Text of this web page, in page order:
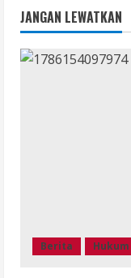
JANGAN LEWATKAN
Berita